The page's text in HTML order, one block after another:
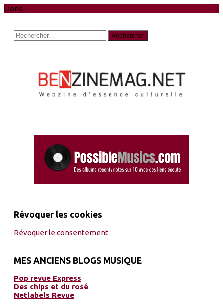
Liens
Rechercher :
Révoquer les cookies
Révoquer le consentement
MES ANCIENS BLOGS MUSIQUE
Pop revue Express
Des chips et du rosé
Netlabels Revue